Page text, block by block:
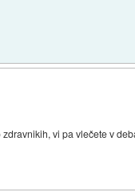
vi pa vlečete v